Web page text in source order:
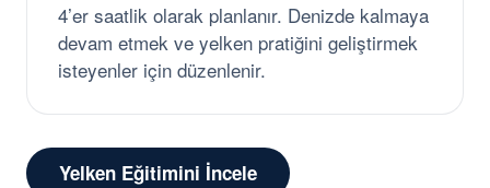
4’er saatlik olarak planlanır. Denizde kalmaya
devam etmek ve yelken pratiğini geliştirmek
isteyenler için düzenlenir.
Yelken Eğitimini İncele